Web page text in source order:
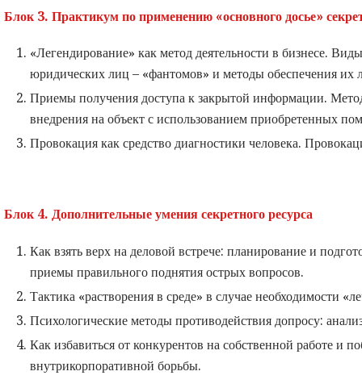
Блок 3. Практикум по применению «основного досье»
«Легендирование» как метод деятельности в бизнесе.
юридических лиц – «фантомов» и методы обеспечения
Приемы получения доступа к закрытой информации.
внедрения на объект с использованием приобретенных
Провокация как средство диагностики человека.
Блок 4. Дополнительные умения секретного ресурса
Как взять верх на деловой встрече: планирование и
приемы правильного поднятия острых вопросов.
Тактика «растворения в среде» в случае необходимости
Психологические методы противодействия допросу:
Как избавиться от конкурентов на собственной работе
внутрикорпоративной борьбы.